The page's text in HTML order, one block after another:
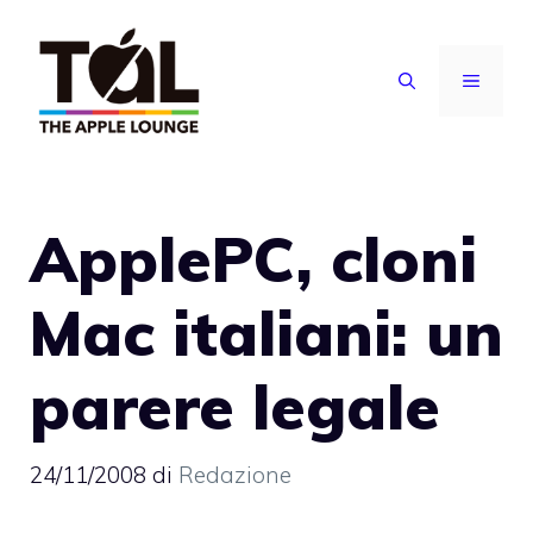
contenuto
MENU
ApplePC, cloni
Mac italiani: un
parere legale
24/11/2008 di Redazione